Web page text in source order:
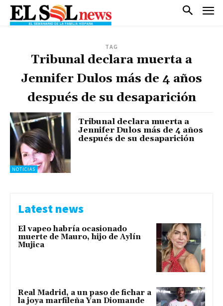
TAG
Tribunal declara muerta a
Jennifer Dulos más de 4 años
después de su desaparición
NOTICIAS
Tribunal declara muerta a
Jennifer Dulos más de 4 años
después de su desaparición
Latest news
El vapeo habría ocasionado
muerte de Mauro, hijo de Aylín
Mujica
Real Madrid, a un paso de fichar a
la joya marfileña Yan Diomande